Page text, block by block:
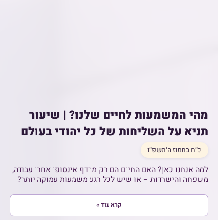
מהי המשמעות לחיים שלנו? | שיעור
תניא על השליחות של כל יהודי בעולם
כ״ח בתמוז ה׳תשפ״ו
למה אנחנו כאן? האם החיים הם רק מרדף אינסופי אחרי עבודה,
משפחה והישרדות – או שיש לכל רגע משמעות עמוקה יותר?
קרא עוד »